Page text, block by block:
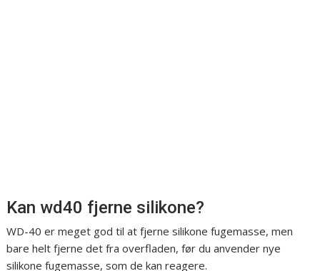
Kan wd40 fjerne silikone?
WD-40 er meget god til at fjerne silikone fugemasse, men
bare helt fjerne det fra overfladen, før du anvender nye
silikone fugemasse, som de kan reagere.